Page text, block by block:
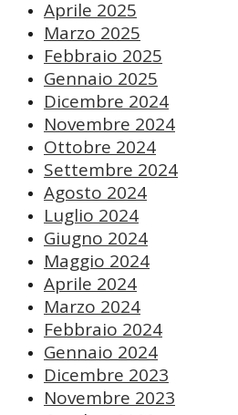
Aprile 2025
Marzo 2025
Febbraio 2025
Gennaio 2025
Dicembre 2024
Novembre 2024
Ottobre 2024
Settembre 2024
Agosto 2024
Luglio 2024
Giugno 2024
Maggio 2024
Aprile 2024
Marzo 2024
Febbraio 2024
Gennaio 2024
Dicembre 2023
Novembre 2023